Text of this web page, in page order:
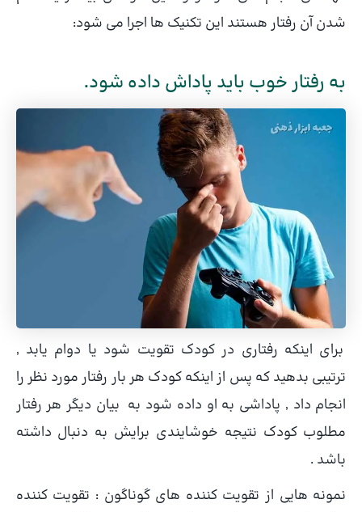
شدن آن رفتار هستند این تکنیک ها اجرا می شود:
به رفتار خوب باید پاداش داده شود.
برای اینکه رفتاری در کودک تقویت شود یا دوام یابد ,
ترتیبی بدهید که پس از اینکه کودک هر بار رفتار مورد نظر را
انجام داد , پاداشی به او داده شود به بیان دیگر هر رفتار
مطلوب کودک نتیجه خوشایندی برایش به دنبال داشته
باشد .
نمونه هایی از تقویت کننده های گوناگون : تقویت کننده